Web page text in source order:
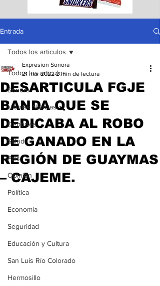
Entrada
Todos los articulos
Sonora
Ultimas Noticias
Deportes
Salud
País
Opinión
Política
Economía
Seguridad
Educación y Cultura
San Luis Río Colorado
Hermosillo
Todos los articulos
DESARTICULA FGJE
BANDA QUE SE
DEDICABA AL ROBO
DE GANADO EN LA
REGIÓN DE GUAYMAS
– CAJEME.
Expresion Sonora
21 mar 2022 2 min de lectura